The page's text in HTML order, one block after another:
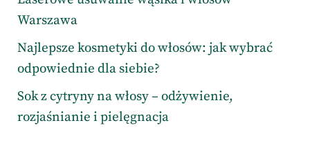
Warszawa
Najlepsze kosmetyki do włosów: jak wybrać
odpowiednie dla siebie?
Sok z cytryny na włosy – odżywienie,
rozjaśnianie i pielęgnacja